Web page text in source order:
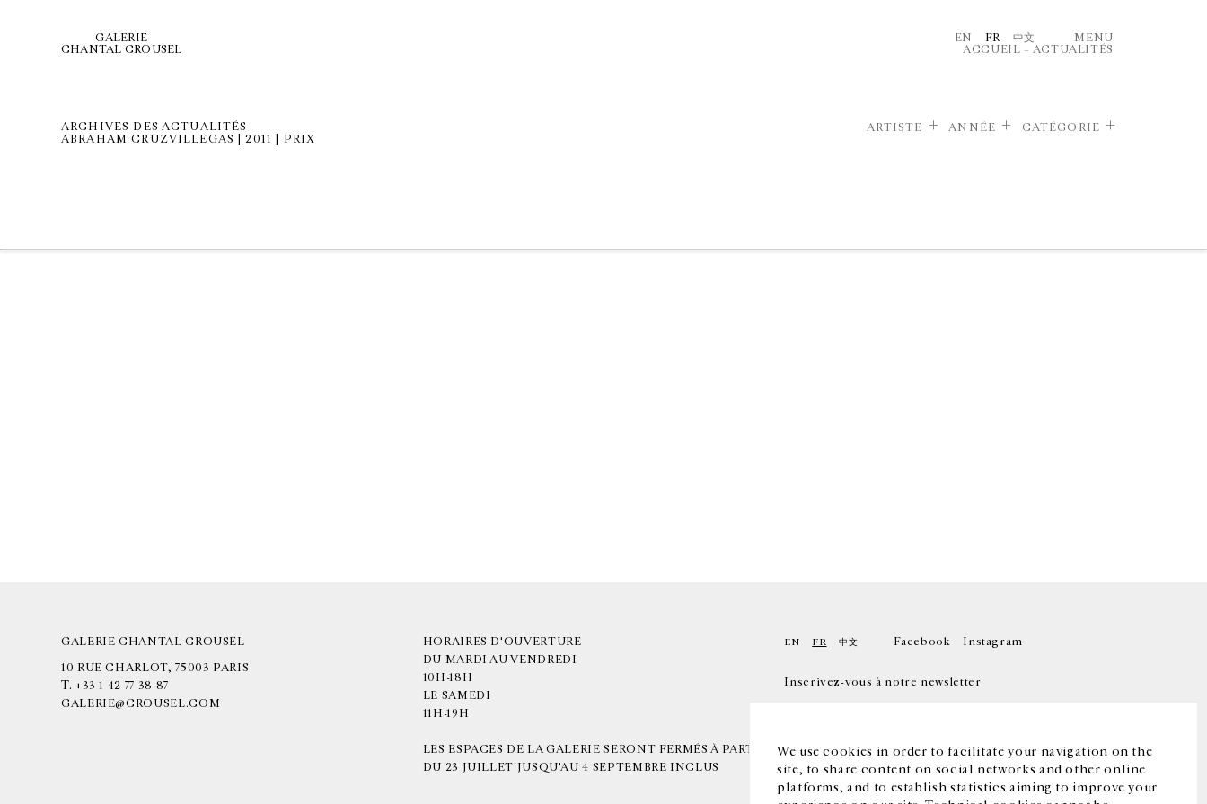
We use cookies in order to facilitate your navigation on the
site, to share content on social networks and other online
platforms, and to establish statistics aiming to improve your
GALERIE
CHANTAL CROUSEL
EN FR 中文
MENU
ACCUEIL – ACTUALITÉS
ARCHIVES DES ACTUALITÉS
ABRAHAM CRUZVILLEGAS | 2011 | PRIX
ARTISTE ANNÉE CATÉGORIE
GALERIE CHANTAL CROUSEL
10 RUE CHARLOT, 75003 PARIS
T. +33 1 42 77 38 87
GALERIE@CROUSEL.COM
HORAIRES D'OUVERTURE
DU MARDI AU VENDREDI
10H-18H
LE SAMEDI
11H-19H
LES ESPACES DE LA GALERIE SERONT FERMÉS À PARTIR
DU 23 JUILLET JUSQU'AU 4 SEPTEMBRE INCLUS
EN FR 中文 Facebook Instagram
Inscrivez-vous à notre newsletter